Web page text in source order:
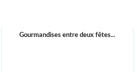
Gourmandises entre deux fêtes...